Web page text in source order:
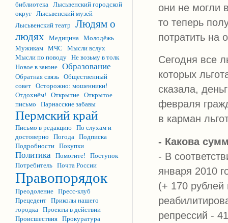
библиотека Лысьвенский городской
округ Лысьвенский музей
Лысьвенский театр
Людям о
людях Медицина Молодёжь
Мужикам МЧС
Мысли вслух
Мысли по поводу Не возьму в толк
Новое в законе Образование
Обратная связь Общественный
совет Осторожно: мошенники!
Отдохнём!
Открытие Открытое
письмо
Парнасские забавы
Пермский край
Письмо в редакцию По слухам и
достоверно
Погода Подписка
Подробности Покупки
Политика Помогите!
Поступок
Потребитель Почта России
Правопорядок
Преодоление Пресс-клуб
Прецедент Приколы нашего
городка Проекты в действии
Происшествия Прокуратура
они не могли
то теперь
потратить на
Сегодня все
которых
сказала,
февраля
в карман
- Какова
- В
января 2010
(+ 170 рублей
репрессий -